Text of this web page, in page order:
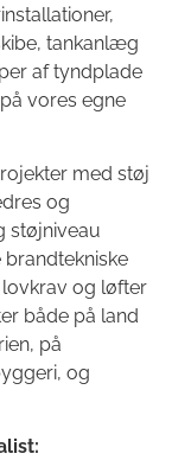
tankanlæg
af tyndplade
vores egne
med støj
og
støjniveau
og løfter
både på land
på
og